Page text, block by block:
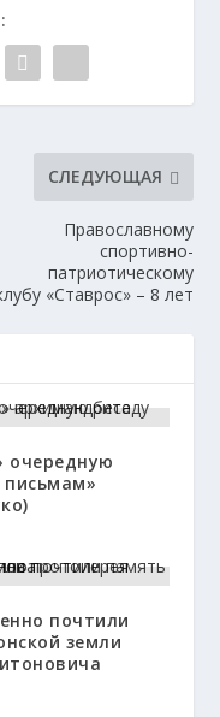
СЛЕДУЮЩАЯ
Православному
спортивно-
патриотическому
«Ставрос» – 8 лет
очередную
письмам»
почтили
земли